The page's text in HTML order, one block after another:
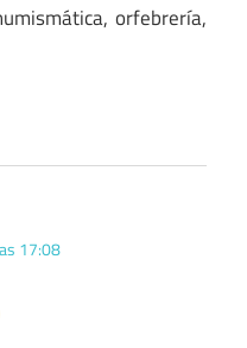
orfebrería,
17:08